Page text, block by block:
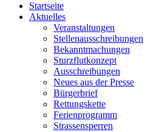
Startseite
Aktuelles
Veranstaltungen
Stellenausschreibungen
Bekanntmachungen
Sturzflutkonzept
Ausschreibungen
Neues aus der Presse
Bürgerbrief
Rettungskette
Ferienprogramm
Strassensperren